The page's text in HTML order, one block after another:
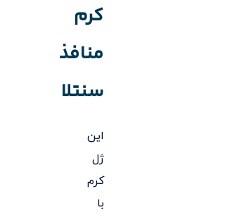
کرم
منافذ
سنتلا
این
ژل
کرم
با